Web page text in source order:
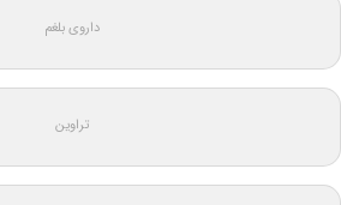
داروی بلغم
تراوین